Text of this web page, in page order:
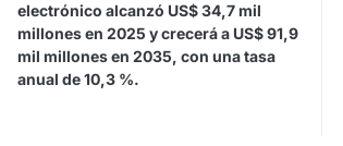
electrónico alcanzó US$ 34,7 mil
millones en 2025 y crecerá a US$ 91,9
mil millones en 2035, con una tasa
anual de 10,3 %.